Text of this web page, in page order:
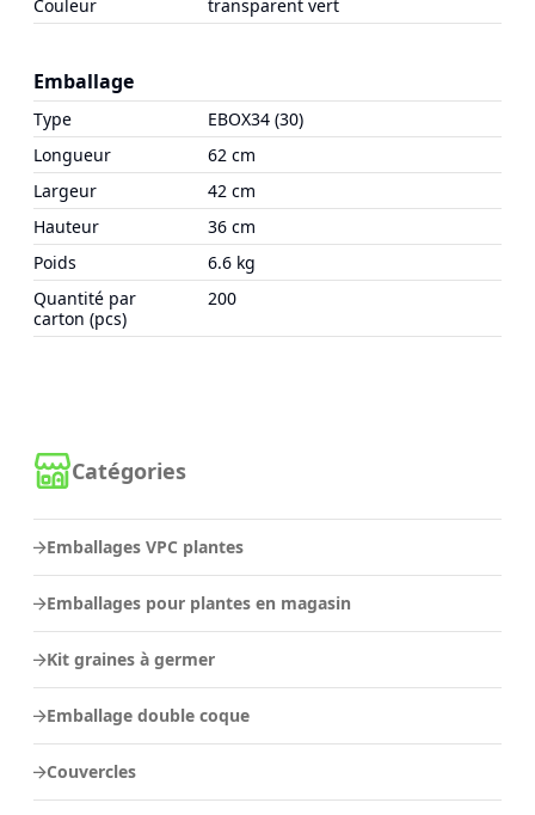
Catégories
Emballages VPC plantes
Emballages pour plantes en magasin
Kit graines à germer
Emballage double coque
Couvercles
Couleur transparent vert
Emballage
Type
EBOX34 (30)
Longueur
62 cm
Largeur
42 cm
Hauteur
36 cm
Poids
6.6 kg
Quantité par
carton (pcs)
200